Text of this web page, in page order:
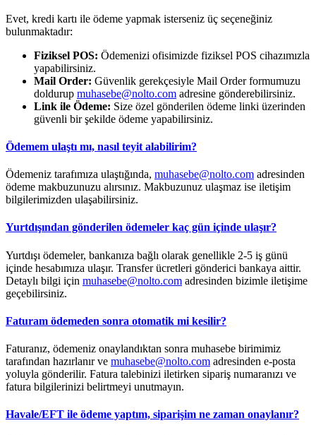
Evet, kredi kartı ile ödeme yapmak isterseniz üç seçeneğiniz
bulunmaktadır:
Fiziksel POS: Ödemenizi ofisimizde fiziksel POS cihazımızla
yapabilirsiniz.
Mail Order: Güvenlik gerekçesiyle Mail Order formumuzu
doldurup muhasebe@nolto.com adresine gönderebilirsiniz.
Link ile Ödeme: Size özel gönderilen ödeme linki üzerinden
güvenli bir şekilde ödeme yapabilirsiniz.
Ödemem ulaştı mı, nasıl teyit alabilirim?
Ödemeniz tarafımıza ulaştığında, muhasebe@nolto.com adresinden
ödeme makbuzunuzu alırsınız. Makbuzunuz ulaşmaz ise iletişim
bilgilerimizden ulaşabilirsiniz.
Yurtdışından gönderilen ödemeler kaç gün içinde ulaşır?
Yurtdışı ödemeler, bankanıza bağlı olarak genellikle 2-5 iş günü
içinde hesabımıza ulaşır. Transfer ücretleri gönderici bankaya aittir.
Detaylı bilgi için muhasebe@nolto.com adresinden bizimle iletişime
geçebilirsiniz.
Faturam ödemeden sonra otomatik mi kesilir?
Faturanız, ödemeniz onaylandıktan sonra muhasebe birimimiz
tarafından hazırlanır ve muhasebe@nolto.com adresinden e-posta
yoluyla gönderilir. Fatura talebinizi iletirken sipariş numaranızı ve
fatura bilgilerinizi belirtmeyi unutmayın.
Havale/EFT ile ödeme yaptım, siparişim ne zaman onaylanır?